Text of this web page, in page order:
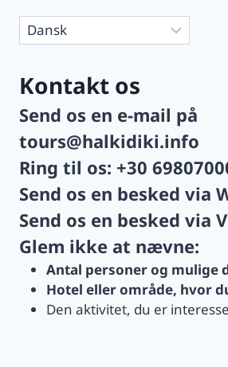
Vælg
sprog
Kontakt os
Send os en e-mail på
tours@halkidiki.info
Ring til os: +30
Send os en besked via
Send os en besked via
Glem ikke at nævne:
Antal personer og mulige
Hotel eller område, hvor
Den aktivitet, du er